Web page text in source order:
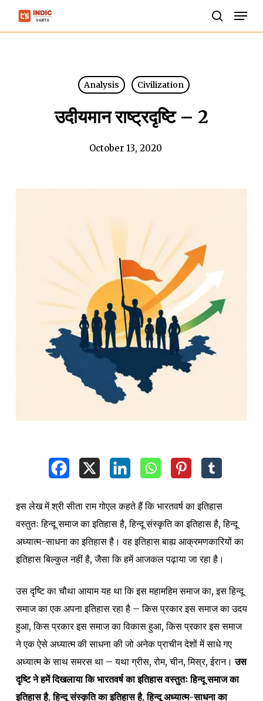
Skip
Analysis Civilization
उदीयमान राष्ट्रदृष्टि – 2
October 13, 2020
इस लेख में श्री सीता राम गोएल कहते हैं कि भारतवर्ष का इतिहास
वस्तुतः हिन्दू समाज का इतिहास है, हिन्दू संस्कृति का इतिहास है, हिन्दू
अध्यात्म-साधना का इतिहास है। वह इतिहास बाह्य आक्रमणकारियों का
इतिहास बिल्कुल नहीं है, जैसा कि हमें आजकल पढ़ाया जा रहा है।
उस दृष्टि का चौथा आयाम यह था कि इस महामहिम समाज का, इस हिन्दू
समाज का एक अपना इतिहास रहा है – किस प्रकार इस समाज का उदय
हुआ, किस प्रकार इस समाज का विकास हुआ, किस प्रकार इस समाज
ने एक ऐसे अध्यात्म की साधना की जो अनेक प्राचीन देशों में साधे गए
अध्यात्म के साथ समरस था – यथा ग्रीस, रोम, चीन, मिस्र, ईरान।उस
दृष्टि ने हमें दिखलाया कि भारतवर्ष का इतिहास वस्तुतः हिन्दू समाज का
इतिहास है, हिन्दू संस्कृति का इतिहास है, हिन्दू अध्यात्म-साधना का